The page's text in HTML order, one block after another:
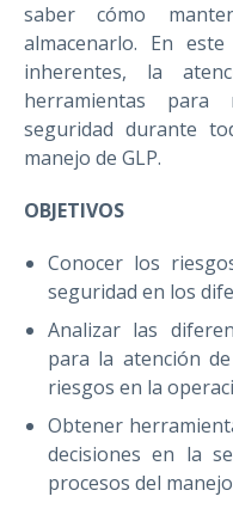
saber cómo
almacenarlo. En
inherentes, la
herramientas
seguridad durante
manejo de GLP.
OBJETIVOS
Conocer los
seguridad en los
Analizar las
para la atención
riesgos en la
Obtener
decisiones en la
procesos del manejo